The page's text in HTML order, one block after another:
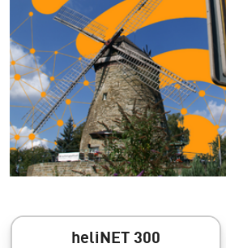
heliNET 300